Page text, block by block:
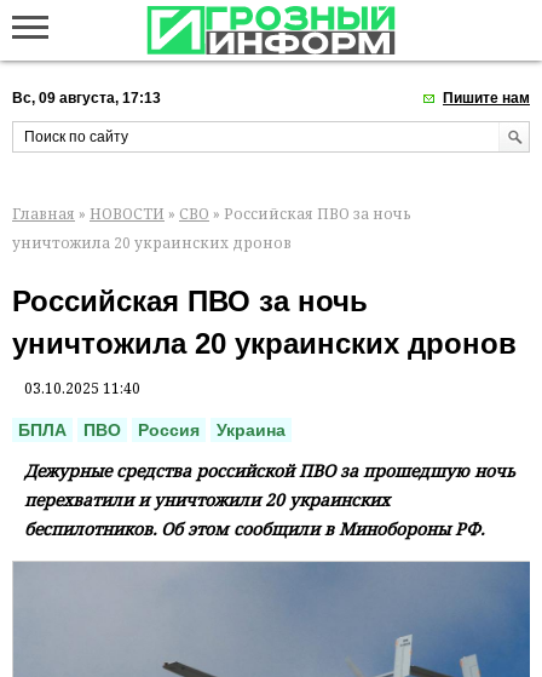
Вс, 09 августа, 17:13 Пишите нам
Главная » НОВОСТИ » СВО » Российская ПВО за ночь
уничтожила 20 украинских дронов
Российская ПВО за ночь
уничтожила 20 украинских дронов
03.10.2025 11:40
БПЛА ПВО Россия Украина
Дежурные средства российской ПВО за прошедшую ночь
перехватили и уничтожили 20 украинских
беспилотников. Об этом сообщили в Минобороны РФ.